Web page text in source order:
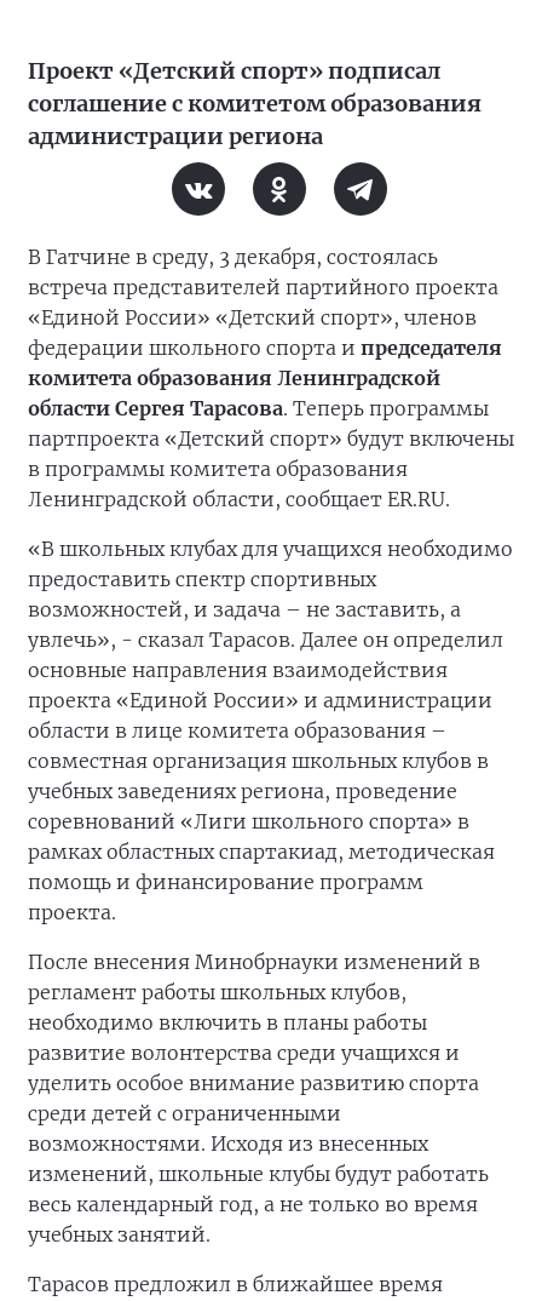
Проект «Детский спорт» подписал
соглашение с комитетом образования
администрации региона
В Гатчине в среду, 3 декабря, состоялась
встреча представителей партийного проекта
«Единой России» «Детский спорт», членов
федерации школьного спорта и председателя
комитета образования Ленинградской
области Сергея Тарасова. Теперь программы
партпроекта «Детский спорт» будут включены
в программы комитета образования
Ленинградской области, сообщает ER.RU.
«В школьных клубах для учащихся необходимо
предоставить спектр спортивных
возможностей, и задача – не заставить, а
увлечь», - сказал Тарасов. Далее он определил
основные направления взаимодействия
проекта «Единой России» и администрации
области в лице комитета образования –
совместная организация школьных клубов в
учебных заведениях региона, проведение
соревнований «Лиги школьного спорта» в
рамках областных спартакиад, методическая
помощь и финансирование программ
проекта.
После внесения Минобрнауки изменений в
регламент работы школьных клубов,
необходимо включить в планы работы
развитие волонтерства среди учащихся и
уделить особое внимание развитию спорта
среди детей с ограниченными
возможностями. Исходя из внесенных
изменений, школьные клубы будут работать
весь календарный год, а не только во время
учебных занятий.
Тарасов предложил в ближайшее время